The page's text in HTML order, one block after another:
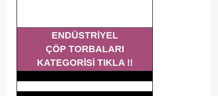
ENDÜSTRİYEL
ÇÖP TORBALARI
KATEGORİSİ TIKLA !!